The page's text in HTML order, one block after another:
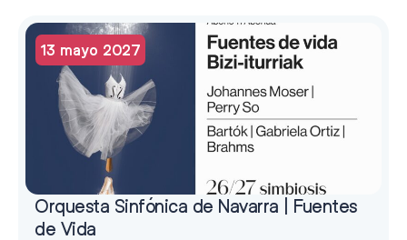
13 mayo 2027
Orquesta Sinfónica de Navarra | Fuentes
de Vida